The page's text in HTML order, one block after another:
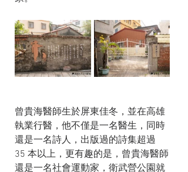
曾貴海醫師生於屏東佳冬，並在高雄
執業行醫，他不僅是一名醫生，同時
還是一名詩人，出版過的詩集超過
35 本以上，更有趣的是，曾貴海醫師
還是一名社會運動家，衛武營公園就